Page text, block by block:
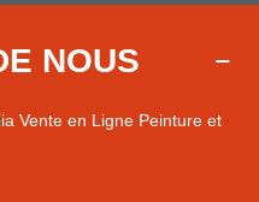
NOUS
Vente en Ligne Peinture et